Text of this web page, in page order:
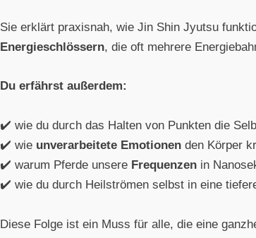
Sie erklärt praxisnah, wie Jin Shin Jyutsu
Energieschlössern, die oft mehrere
Du erfährst außerdem:
✔️ wie du durch das Halten von Punkten die
✔️ wie unverarbeitete Emotionen den Körper
✔️ warum Pferde unsere Frequenzen in
✔️ wie du durch Heilströmen selbst in eine
Diese Folge ist ein Muss für alle, die eine